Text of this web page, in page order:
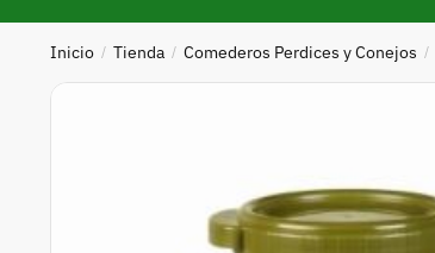
Inicio / Tienda / Comederos Perdices y Conejos /